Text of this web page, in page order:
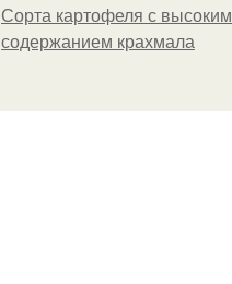
Сорта картофеля с высоким
содержанием крахмала